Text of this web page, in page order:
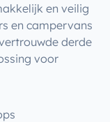
en veilig
en campervans
derde
voor